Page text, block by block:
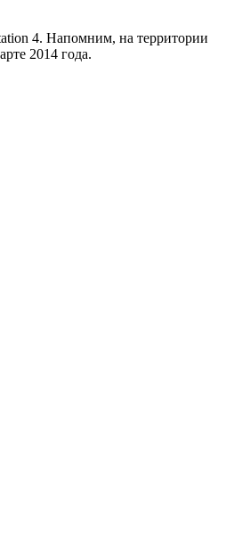
4. Напомним, на территории
2014 года.